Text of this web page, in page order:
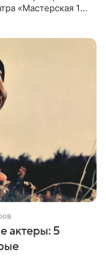
«Мастерская 12
актеры: 5